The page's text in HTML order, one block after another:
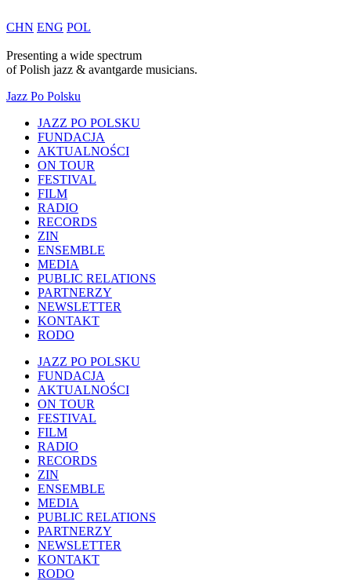
CHN ENG POL
Presenting a wide spectrum
ofPolish jazz & avantgarde musicians.
Jazz Po Polsku
JAZZ PO POLSKU
FUNDACJA
AKTUALNOŚCI
ON TOUR
FESTIVAL
FILM
RADIO
RECORDS
ZIN
ENSEMBLE
MEDIA
PUBLIC RELATIONS
PARTNERZY
NEWSLETTER
KONTAKT
RODO
JAZZ PO POLSKU
FUNDACJA
AKTUALNOŚCI
ON TOUR
FESTIVAL
FILM
RADIO
RECORDS
ZIN
ENSEMBLE
MEDIA
PUBLIC RELATIONS
PARTNERZY
NEWSLETTER
KONTAKT
RODO